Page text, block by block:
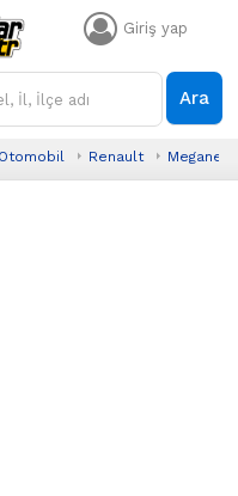
Giriş yap
Ara
Otomobil Renault Megane